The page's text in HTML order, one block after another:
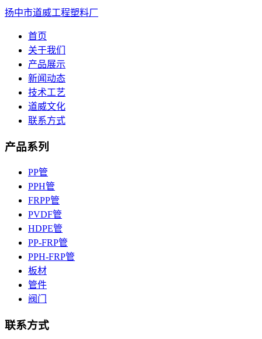
扬中市道威工程塑料厂
首页
关于我们
产品展示
新闻动态
技术工艺
道威文化
联系方式
产品系列
PP管
PPH管
FRPP管
PVDF管
HDPE管
PP-FRP管
PPH-FRP管
板材
管件
阀门
联系方式